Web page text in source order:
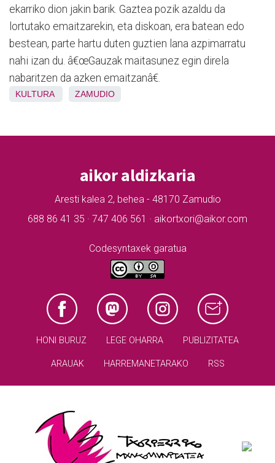
ekarriko dion jakin barik. Gaztea pozik azaldu da
lortutako emaitzarekin, eta diskoan, era batean edo
bestean, parte hartu duten guztien lana azpimarratu
nahi izan du. â€œGauzak maitasunez egin direla
nabaritzen da azken emaitzanâ€.
KULTURA ZAMUDIO
aikor aldizkaria
Aresti kalea 2, behea - 48170 Zamudio
688 86 41 35 · 747 406 561 · aikortxori@aikor.com
Codesyntaxek garatua
HONI BURUZ LEGE OHARRA PUBLIZITATEA
ARAUAK HARREMANETARAKO RSS